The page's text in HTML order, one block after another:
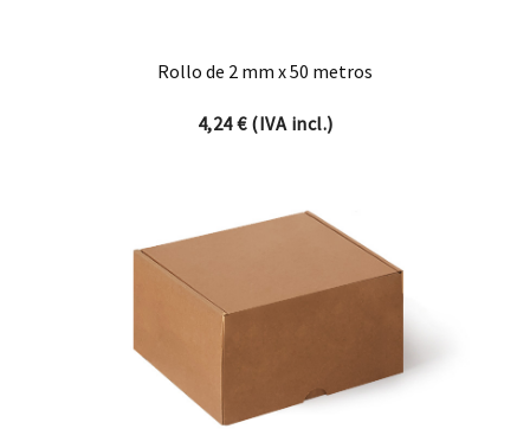
Rollo de 2 mm x 50 metros
4,24€(IVA incl.)